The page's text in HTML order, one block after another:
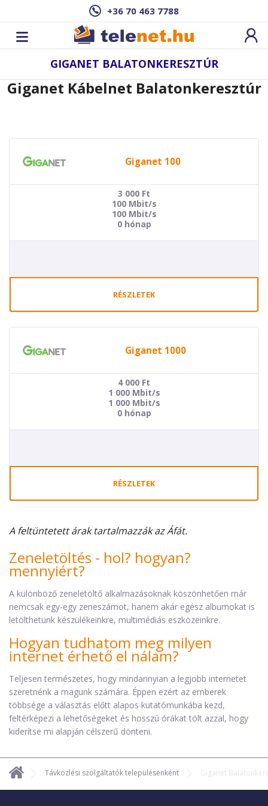
+36 70 463 7788
GIGANET BALATONKERESZTÚR
Giganet Kábelnet Balatonkeresztúr
Giganet 100
3 000 Ft
100 Mbit/s
100 Mbit/s
0 hónap
RÉSZLETEK
Giganet 1000
4 000 Ft
1 000 Mbit/s
1 000 Mbit/s
0 hónap
RÉSZLETEK
A feltüntetett árak tartalmazzák az Áfát.
Zeneletöltés - hol? hogyan?
mennyiért?
A különböző zeneletöltő alkalmazásoknak köszönhetően már
nemcsak egy-egy zeneszámot, hanem akár egész albumokat is
letölthetünk készülékeinkre, multimédiás eszközeinkre.
Hogyan tudhatom meg milyen
internet érhető el nálam?
Teljesen természetes, hogy mindannyian a legjobb internetet
szeretnénk a magunk számára. Éppen ezért az emberek
többsége a választás előtt alapos kutatómunkába kezd,
feltérképezi a lehetőségeket és hosszú órákat tölt azzal, hogy
kiderítse mi alapján célszerű dönteni.
Távközlési szolgáltatók településenként Giganet